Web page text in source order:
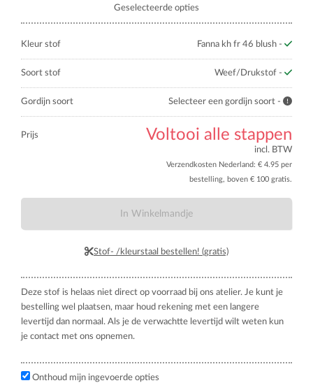
Geselecteerde opties
Kleur stof Fanna kh fr 46 blush -
Soort stof Weef/Drukstof -
Gordijn soort Selecteer een gordijn soort -
Prijs Voltooi alle stappen
incl. BTW
Verzendkosten Nederland: € 4.95 per
bestelling, boven € 100 gratis.
In Winkelmandje
Stof- /kleurstaal bestellen! (gratis)
Deze stof is helaas niet direct op voorraad bij ons atelier. Je kunt je
bestelling wel plaatsen, maar houd rekening met een langere
levertijd dan normaal. Als je de verwachtte levertijd wilt weten kun
je contact met ons opnemen.
Onthoud mijn ingevoerde opties